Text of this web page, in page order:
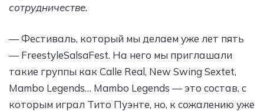
сотрудничестве.
— Фестиваль, который мы делаем уже лет пять
— FreestyleSalsaFest. На него мы приглашали
такие группы как Calle Real, New Swing Sextet,
Mambo Legends… Mambo Legends — это состав, с
которым играл Тито Пуэнте, но, к сожалению уже